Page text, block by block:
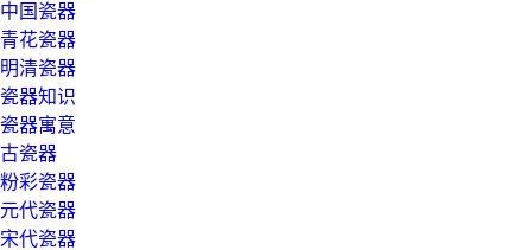
中国瓷器
青花瓷器
明清瓷器
瓷器知识
瓷器寓意
古瓷器
粉彩瓷器
元代瓷器
宋代瓷器